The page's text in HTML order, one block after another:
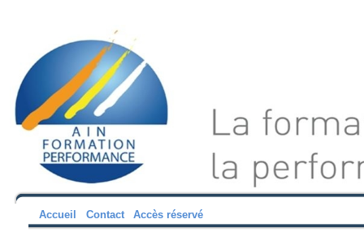
Accueil Contact Accès réservé